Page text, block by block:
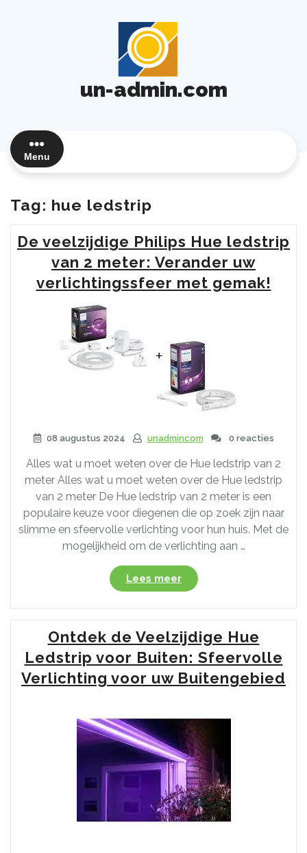
un-admin.com
Menu
Tag: hue ledstrip
De veelzijdige Philips Hue ledstrip
van 2 meter: Verander uw
verlichtingssfeer met gemak!
08 augustus 2024 unadmincom 0 reacties
Alles wat u moet weten over de Hue ledstrip van 2
meter Alles wat u moet weten over de Hue ledstrip
van 2 meter De Hue ledstrip van 2 meter is een
populaire keuze voor diegenen die op zoek zijn naar
slimme en sfeervolle verlichting voor hun huis. Met de
mogelijkheid om de verlichting aan …
Lees meer“De
veelzijdige
Philips
Hue
ledstrip
van
2
meter:
verlichtingssfeer
met
gemak!”
Ontdek de Veelzijdige Hue
Ledstrip voor Buiten: Sfeervolle
Verlichting voor uw Buitengebied